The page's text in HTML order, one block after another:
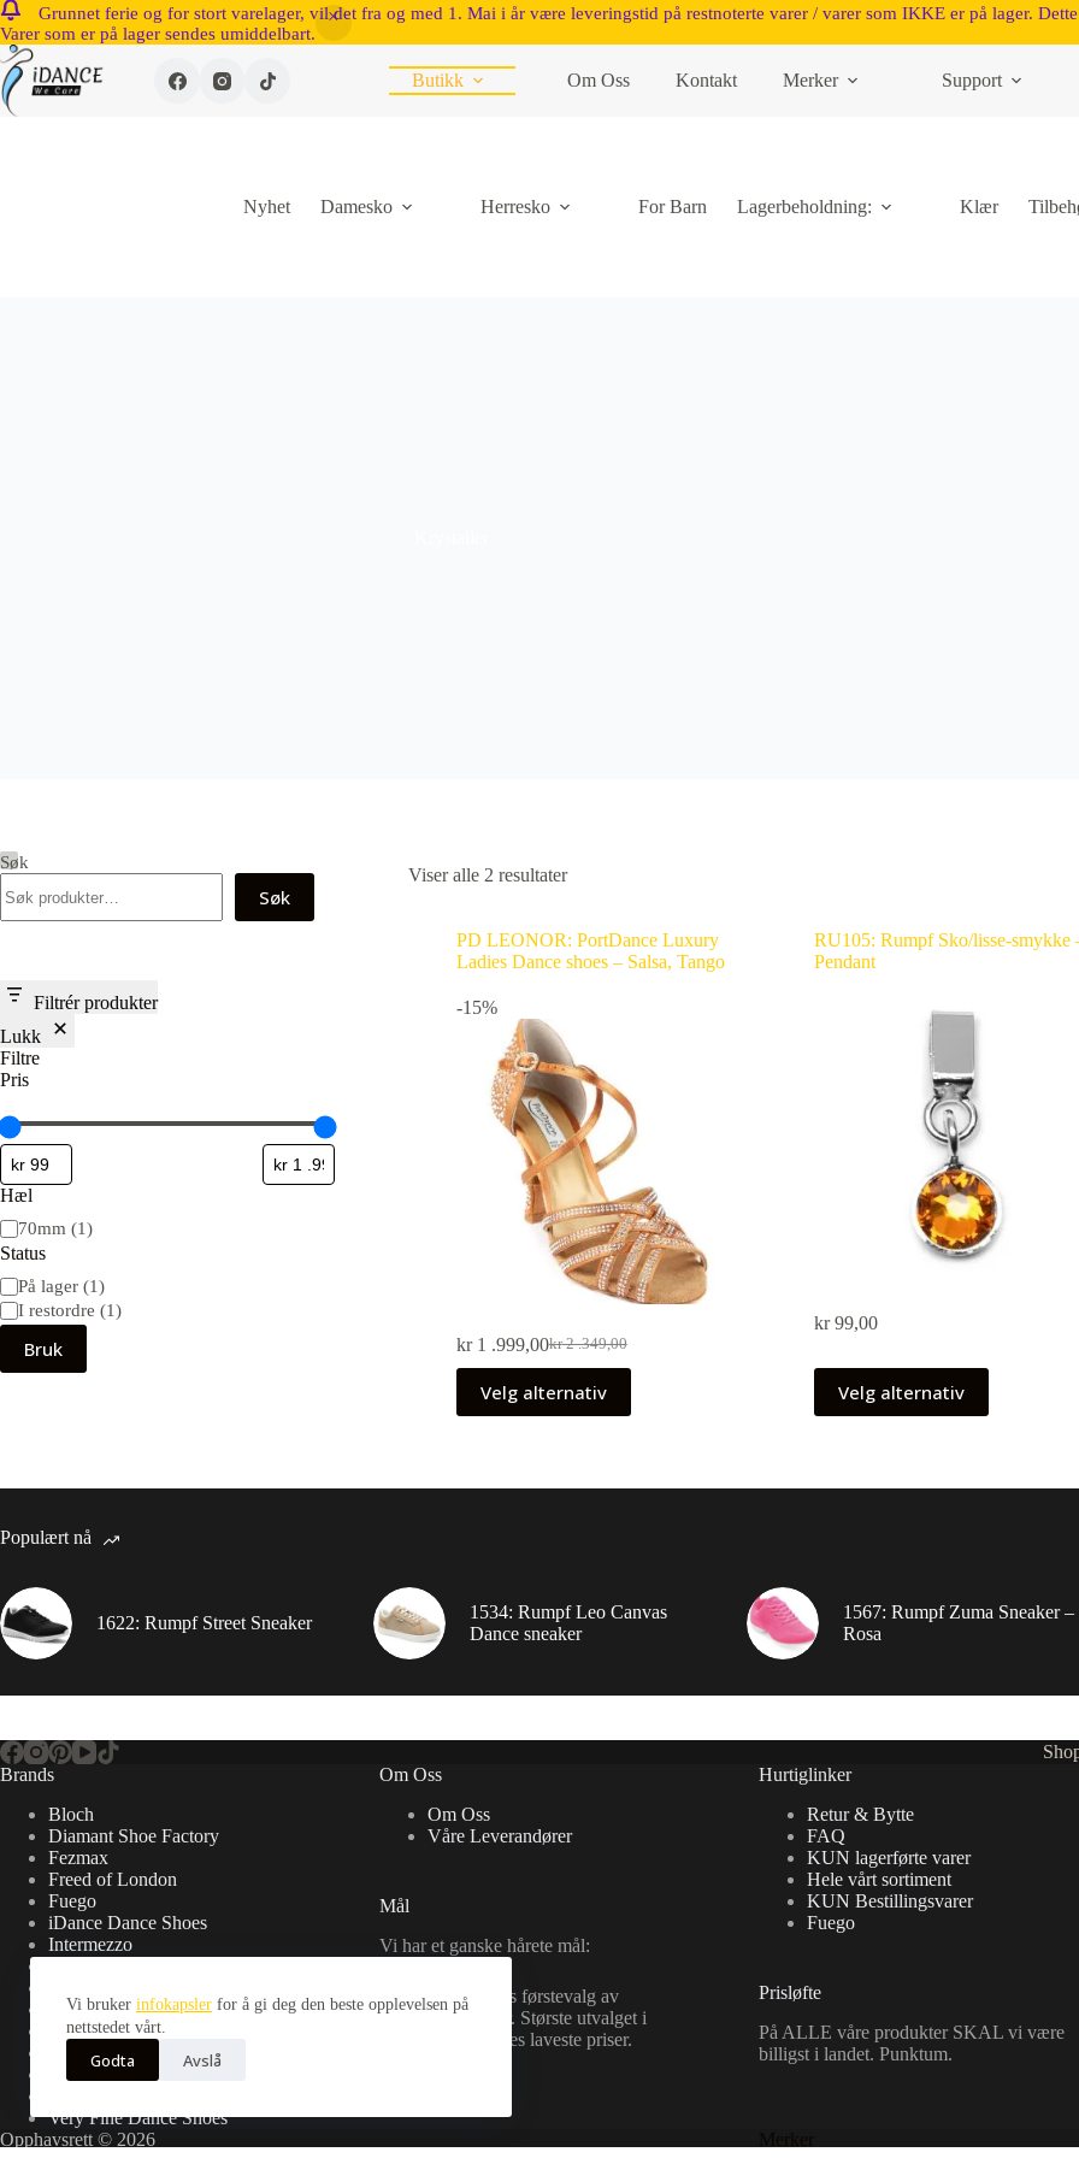
Grunnet ferie og for stort varelager, vil det fra og med 1. Mai i år være leveringstid på restnoterte varer / varer som IKKE er på lager.
Varer som er på lager sendes umiddelbart.
Vi bruker infokapsler for å gi deg den beste opplevelsen på
nettstedet vårt.
Godta Avslå
Butikk Om Oss Kontakt Merker Support
Nyhet Damesko Herresko For Barn Lagerbeholdning: Klær
Viser alle 2 resultater
PD LEONOR: PortDance Luxury
Ladies Dance shoes – Salsa, Tango
-15%
kr2 .349,00
kr1 .999,00
Velg alternativ
RU105: Rumpf Sko/lisse-smykke
Pendant
kr99,00
Velg alternativ
Søk
Søk
Filtrér produkter
Lukk
Filtre
Pris
Hæl
70mm (1)
Status
På lager (1)
I restordre (1)
Bruk
Populært nå
1622: Rumpf Street Sneaker
1534: Rumpf Leo Canvas
Dance sneaker
1567: Rumpf Zuma Sneaker –
Rosa
Brands
Bloch
Diamant Shoe Factory
Fezmax
Freed of London
Fuego
iDance Dance Shoes
Intermezzo
PortDance
Rumpf
Sansha
So Danca
Very Fine Dance Shoes
Om Oss
Om Oss
Våre Leverandører
Mål
Vi har et ganske hårete mål:
Vi skal bli Norges førstevalg av
danseskobutikker. Største utvalget i
Norge med Norges laveste priser.
Hurtiglinker
Retur & Bytte
FAQ
KUN lagerførte varer
Hele vårt sortiment
KUN Bestillingsvarer
Fuego
Prisløfte
På ALLE våre produkter SKAL vi være
billigst i landet. Punktum.
Opphavsrett © 2026 Merker